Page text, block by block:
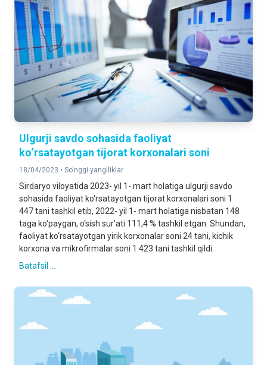
Ulgurji savdo sohasida faoliyat
ko‘rsatayotgan tijorat korxonalari soni
18/04/2023 • So'nggi yangiliklar
Sirdaryo viloyatida 2023- yil 1- mart holatiga ulgurji savdo
sohasida faoliyat ko‘rsatayotgan tijorat korxonalari soni 1
447 tani tashkil etib, 2022- yil 1- mart holatiga nisbatan 148
taga ko‘paygan, o‘sish sur’ati 111,4 % tashkil etgan. Shundan,
faoliyat ko‘rsatayotgan yirik korxonalar soni 24 tani, kichik
korxona va mikrofirmalar soni 1 423 tani tashkil qildi.
Batafsil ...